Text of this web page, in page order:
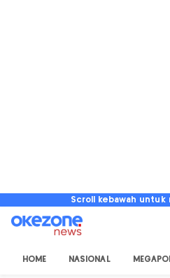
Scroll kebawah untuk
HOME NASIONAL